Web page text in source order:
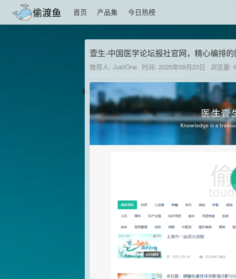
首页 产品集 今日热榜
壹生-中国医学论坛报社官网，精心编排
推荐人: JustOne 时间: 2025年09月23日 浏览量: